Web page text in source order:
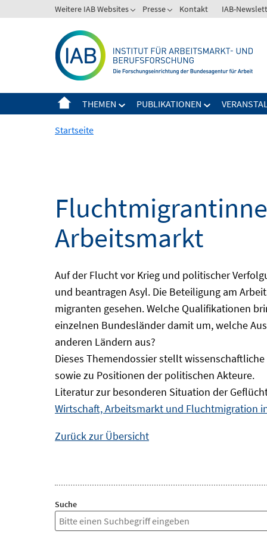
zum
Weitere IAB Websites Presse Kontakt IAB-
THEMEN PUBLIKATIONEN
Startseite
Arbeitsmarkt
Auf der Flucht vor Krieg und politischer
und beantragen Asyl. Die Beteiligung am
migranten gesehen. Welche Qualifikationen
einzelnen Bundesländer damit um, welche
anderen Ländern aus?
Dieses Themendossier stellt
sowie zu Positionen der politischen Akteure.
Literatur zur besonderen Situation der
Wirtschaft, Arbeitsmarkt und Fluchtmigration
Zurück zur Übersicht
Suche